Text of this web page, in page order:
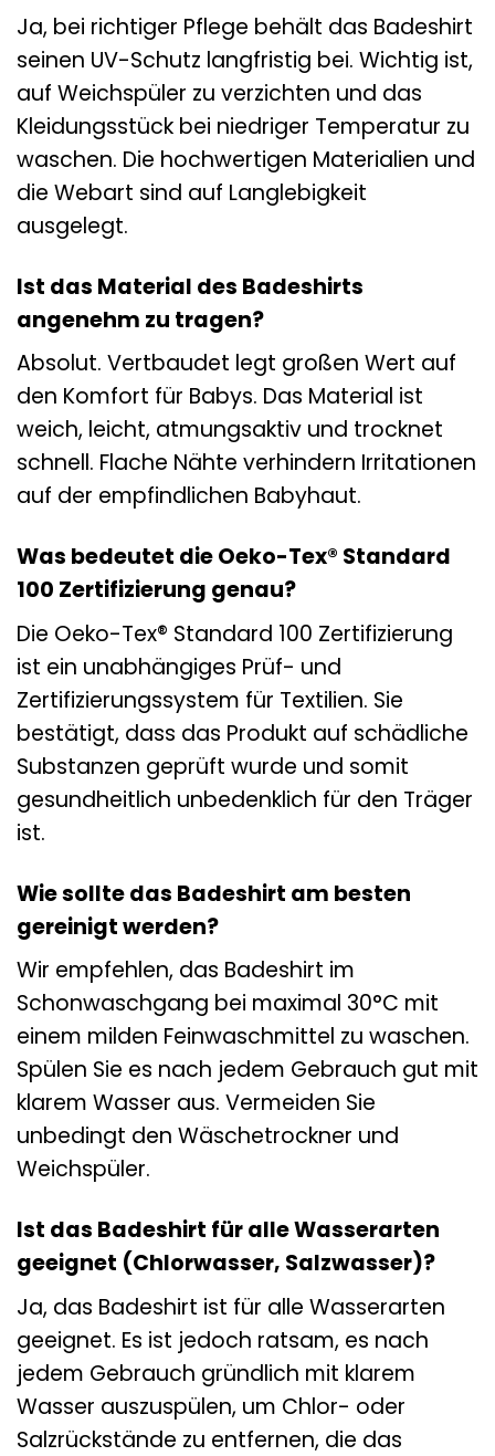
Ja, bei richtiger Pflege behält das Badeshirt
seinen UV-Schutz langfristig bei. Wichtig ist,
auf Weichspüler zu verzichten und das
Kleidungsstück bei niedriger Temperatur zu
waschen. Die hochwertigen Materialien und
die Webart sind auf Langlebigkeit
ausgelegt.
Ist das Material des Badeshirts
angenehm zu tragen?
Absolut. Vertbaudet legt großen Wert auf
den Komfort für Babys. Das Material ist
weich, leicht, atmungsaktiv und trocknet
schnell. Flache Nähte verhindern Irritationen
auf der empfindlichen Babyhaut.
Was bedeutet die Oeko-Tex® Standard
100 Zertifizierung genau?
Die Oeko-Tex® Standard 100 Zertifizierung
ist ein unabhängiges Prüf- und
Zertifizierungssystem für Textilien. Sie
bestätigt, dass das Produkt auf schädliche
Substanzen geprüft wurde und somit
gesundheitlich unbedenklich für den Träger
ist.
Wie sollte das Badeshirt am besten
gereinigt werden?
Wir empfehlen, das Badeshirt im
Schonwaschgang bei maximal 30°C mit
einem milden Feinwaschmittel zu waschen.
Spülen Sie es nach jedem Gebrauch gut mit
klarem Wasser aus. Vermeiden Sie
unbedingt den Wäschetrockner und
Weichspüler.
Ist das Badeshirt für alle Wasserarten
geeignet (Chlorwasser, Salzwasser)?
Ja, das Badeshirt ist für alle Wasserarten
geeignet. Es ist jedoch ratsam, es nach
jedem Gebrauch gründlich mit klarem
Wasser auszuspülen, um Chlor- oder
Salzrückstände zu entfernen, die das